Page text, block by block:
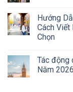
Hướng
Cách Viết
Chọn
Tác động
Năm